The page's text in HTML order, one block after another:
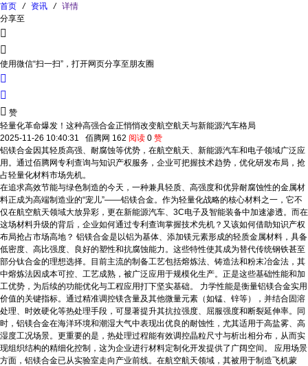
首页 / 资讯 /
详情
分享至


使用微信“扫一扫”，打开网页分享至朋友圈


 赞
轻量化革命爆发！这种高强合金正悄悄改变航空航天与新能源汽车格局
2025-11-26 10:40:31
佰腾网 162 阅读 0 赞
铝镁合金因其轻质高强、耐腐蚀等优势，在航空航天、新能源汽车和电子领域广泛应
用。通过佰腾网专利查询与知识产权服务，企业可把握技术趋势，优化研发布局，抢
占轻量化材料市场先机。
在追求高效节能与绿色制造的今天，一种兼具轻质、高强度和优异耐腐蚀性的金属材
料正成为高端制造业的“宠儿”——铝镁合金。作为轻量化战略的核心材料之一，它不
仅在航空航天领域大放异彩，更在新能源汽车、3C电子及智能装备中加速渗透。而在
这场材料升级的背后，企业如何通过专利查询掌握技术先机？又该如何借助知识产权
布局抢占市场高地？ 铝镁合金是以铝为基体、添加镁元素形成的轻质金属材料，具备
低密度、高比强度、良好的塑性和抗腐蚀能力。这些特性使其成为替代传统钢铁甚至
部分钛合金的理想选择。目前主流的制备工艺包括熔炼法、铸造法和粉末冶金法，其
中熔炼法因成本可控、工艺成熟，被广泛应用于规模化生产。正是这些基础性能和加
工优势，为后续的功能优化与工程应用打下坚实基础。 力学性能是衡量铝镁合金实用
价值的关键指标。通过精准调控镁含量及其他微量元素（如锰、锌等），并结合固溶
处理、时效硬化等热处理手段，可显著提升其抗拉强度、屈服强度和断裂延伸率。同
时，铝镁合金在海洋环境和潮湿大气中表现出优良的耐蚀性，尤其适用于高盐雾、高
湿度工况场景。更重要的是，热处理过程能有效调控晶粒尺寸与析出相分布，从而实
现组织结构的精细化控制，这为企业进行材料定制化开发提供了广阔空间。 应用场景
方面，铝镁合金已从实验室走向产业前线。在航空航天领域，其被用于制造飞机蒙